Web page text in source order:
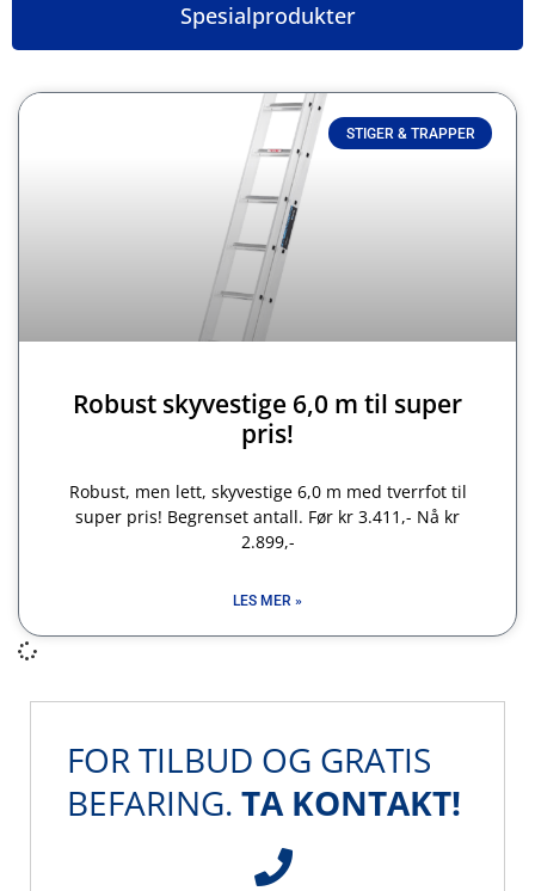
Spesialprodukter
STIGER & TRAPPER
Robust skyvestige 6,0 m til super
pris!
Robust, men lett, skyvestige 6,0 m med tverrfot til
super pris! Begrenset antall. Før kr 3.411,- Nå kr
2.899,-
LES MER »
FOR TILBUD OG GRATIS
BEFARING. TA KONTAKT!